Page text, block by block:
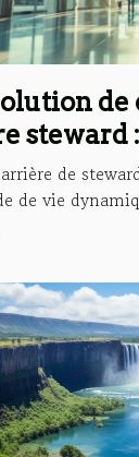
de
steward
de
de vie